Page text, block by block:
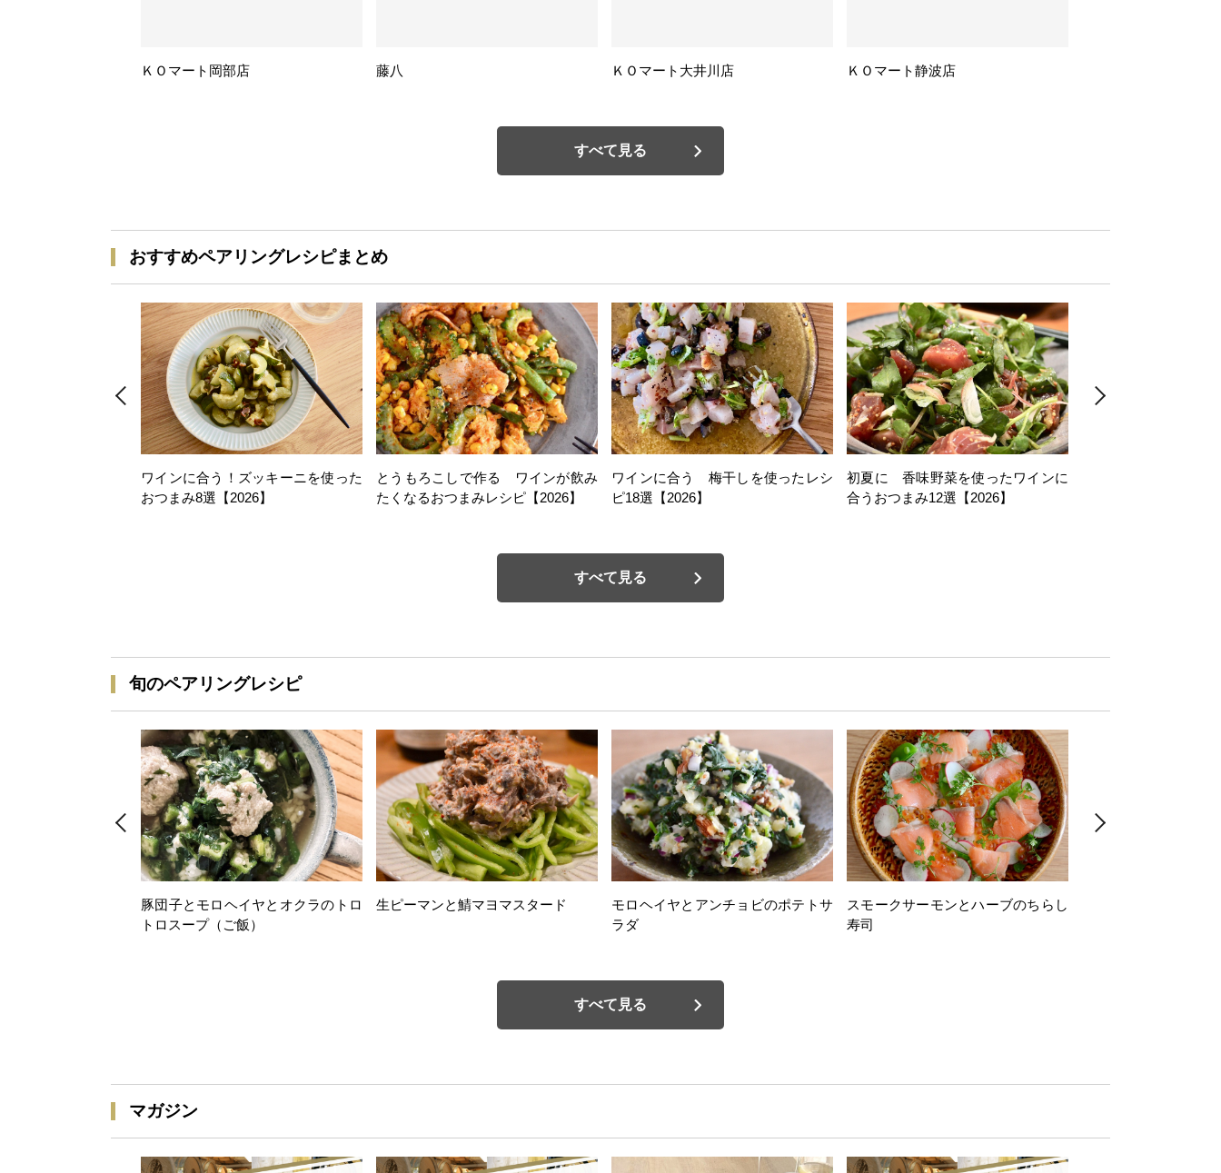
ＫＯマート岡部店 藤八 ＫＯマート大井川店 ＫＯマート静波店
すべて見る
おすすめペアリングレシピまとめ
ワインに合う！ズッキーニを使った
おつまみ8選【2026】
とうもろこしで作る ワインが飲み
たくなるおつまみレシピ【2026】
ワインに合う 梅干しを使ったレシ
ピ18選【2026】
初夏に 香味野菜を使ったワインに
合うおつまみ12選【2026】
すべて見る
旬のペアリングレシピ
豚団子とモロヘイヤとオクラのトロ
トロスープ（ご飯）
生ピーマンと鯖マヨマスタード
モロヘイヤとアンチョビのポテトサ
ラダ
スモークサーモンとハーブのちらし
寿司
すべて見る
マガジン